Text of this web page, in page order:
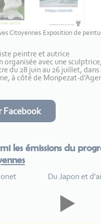
Citoyennes Exposition de
peintre et autrice
avec une
du 28 juin au 26 juillet, dans
à côté de Monpezat-
Facebook
les émissions du
Du Japon et